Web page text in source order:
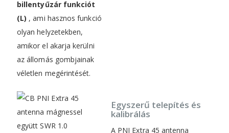
billentyűzár funkciót
(L) , ami hasznos funkció
olyan helyzetekben,
amikor el akarja kerülni
az állomás gombjainak
véletlen megérintését.
Egyszerű telepítés és
kalibrálás
A PNI Extra 45 antenna